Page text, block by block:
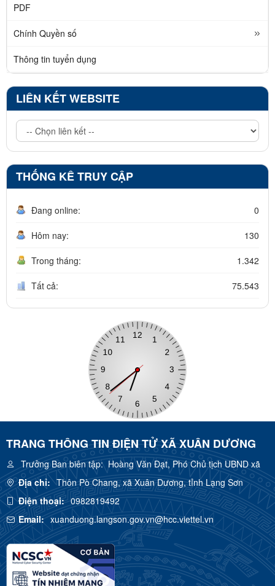
PDF
Chính Quyền số
Thông tin tuyển dụng
LIÊN KẾT WEBSITE
THỐNG KÊ TRUY CẬP
Đang online: 0
Hôm nay: 130
Trong tháng: 1.342
Tất cả: 75.543
TRANG THÔNG TIN ĐIỆN TỬ XÃ XUÂN DƯƠNG
Trưởng Ban biên tập:Hoàng Văn Đạt, Phó Chủ tịch UBND xã
Địa chỉ: Thôn Pò Chang, xã Xuân Dương, tỉnh Lạng Sơn
Điện thoại: 0982819492
Email: xuanduong.langson.gov.vn@hcc.viettel.vn